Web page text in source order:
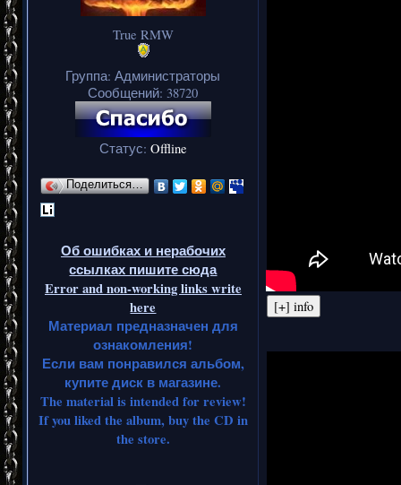
True RMW
Группа: Администраторы
Сообщений: 38720
Статус: Offline
Поделиться…
Об ошибках и нерабочих
ссылках пишите сюда
Error and non-working links write
here
Материал предназначен для
ознакомления!
Если вам понравился альбом,
купите диск в магазине.
The material is intended for review!
If you liked the album, buy the CD in
the store.